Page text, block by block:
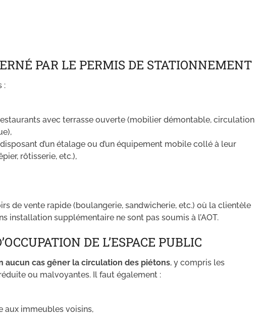
PAR LE PERMIS DE STATIONNEMENT
:
avec terrasse ouverte (mobilier démontable, circulation
d’un étalage ou d’un équipement mobile collé à leur
rôtisserie, etc.),
de vente rapide (boulangerie, sandwicherie, etc.) où la clientèle
installation supplémentaire ne sont pas soumis à l’AOT.
DE L’ESPACE PUBLIC
aucun cas gêner la circulation des piétons, y compris les
ou malvoyantes. Il faut également :
aux immeubles voisins,